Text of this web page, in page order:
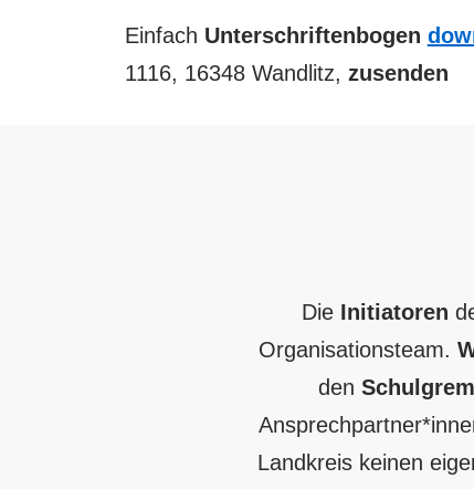
Einfach Unterschriftenbogen
1116, 16348 Wandlitz, zusenden
Die Initiatoren
Organisationsteam.
den
Landkreis keinen